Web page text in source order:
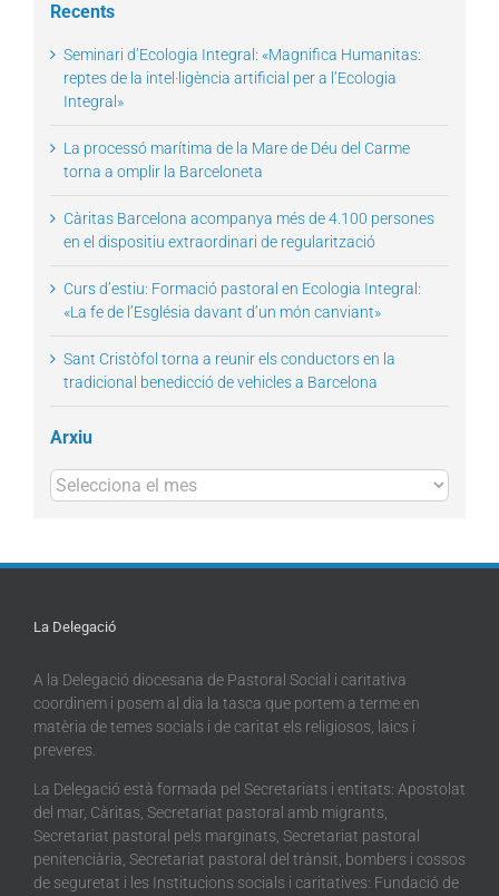
Recents
Seminari d’Ecologia Integral: «Magnifica Humanitas:
reptes de la intel·ligència artificial per a l’Ecologia
Integral»
La processó marítima de la Mare de Déu del Carme
torna a omplir la Barceloneta
Càritas Barcelona acompanya més de 4.100 persones
en el dispositiu extraordinari de regularització
Curs d’estiu: Formació pastoral en Ecologia Integral:
«La fe de l’Església davant d’un món canviant»
Sant Cristòfol torna a reunir els conductors en la
tradicional benedicció de vehicles a Barcelona
Arxiu
Arxius
La Delegació
A la Delegació diocesana de Pastoral Social i caritativa
coordinem i posem al dia la tasca que portem a terme en
matèria de temes socials i de caritat els religiosos, laics i
preveres.
La Delegació està formada pel Secretariats i entitats: Apostolat
del mar, Càritas, Secretariat pastoral amb migrants,
Secretariat pastoral pels marginats, Secretariat pastoral
penitenciària, Secretariat pastoral del trànsit, bombers i cossos
de seguretat i les Institucions socials i caritatives: Fundació de